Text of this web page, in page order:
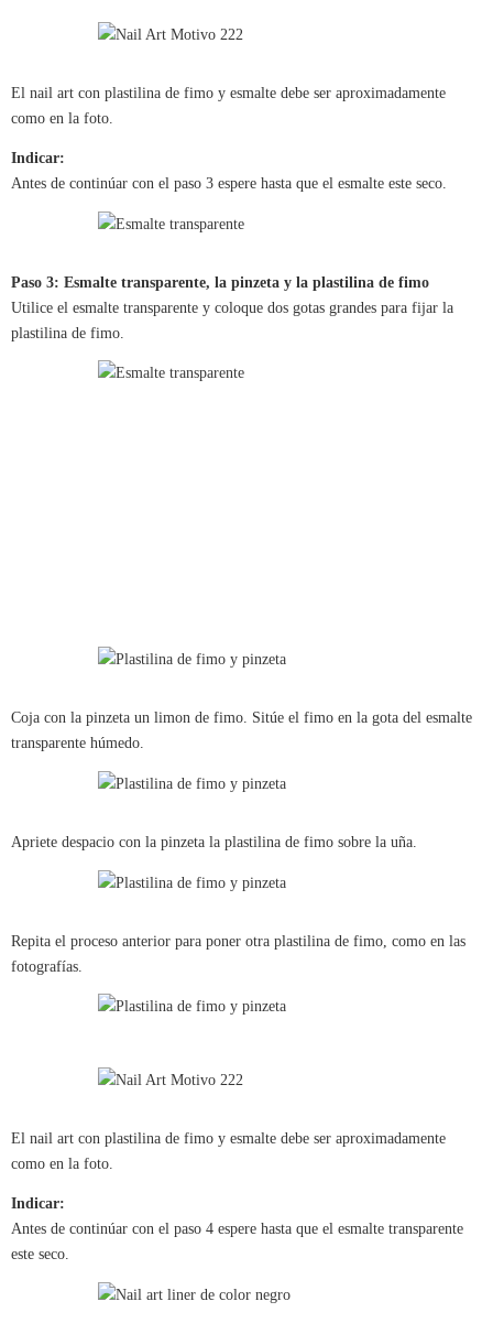
El nail art con plastilina de fimo y esmalte debe ser aproximadamente
como en la foto.
Indicar:
Antes de continúar con el paso 3 espere hasta que el esmalte este seco.
Paso 3: Esmalte transparente, la pinzeta y la plastilina de fimo
Utilice el esmalte transparente y coloque dos gotas grandes para fijar la
plastilina de fimo.
Coja con la pinzeta un limon de fimo. Sitúe el fimo en la gota del esmalte
transparente húmedo.
Apriete despacio con la pinzeta la plastilina de fimo sobre la uña.
Repita el proceso anterior para poner otra plastilina de fimo, como en las
fotografías.
El nail art con plastilina de fimo y esmalte debe ser aproximadamente
como en la foto.
Indicar:
Antes de continúar con el paso 4 espere hasta que el esmalte transparente
este seco.